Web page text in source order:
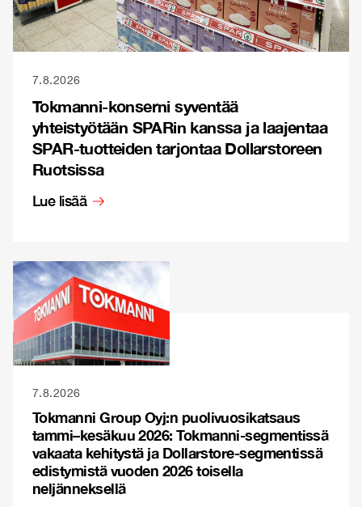
7.8.2026
Tokmanni-konserni syventää
yhteistyötään SPARin kanssa ja laajentaa
SPAR-tuotteiden tarjontaa Dollarstoreen
Ruotsissa
Lue lisää
7.8.2026
Tokmanni Group Oyj:n puolivuosikatsaus
tammi–kesäkuu 2026: Tokmanni-segmentissä
vakaata kehitystä ja Dollarstore-segmentissä
edistymistä vuoden 2026 toisella
neljänneksellä